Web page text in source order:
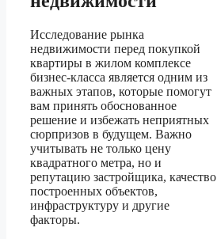
Исследование рынка
недвижимости перед покупкой
квартиры в жилом комплексе
бизнес-класса является одним из
важных этапов, которые помогут
вам принять обоснованное
решение и избежать неприятных
сюрпризов в будущем. Важно
учитывать не только цену
квадратного метра, но и
репутацию застройщика, качество
построенных объектов,
инфраструктуру и другие
факторы.